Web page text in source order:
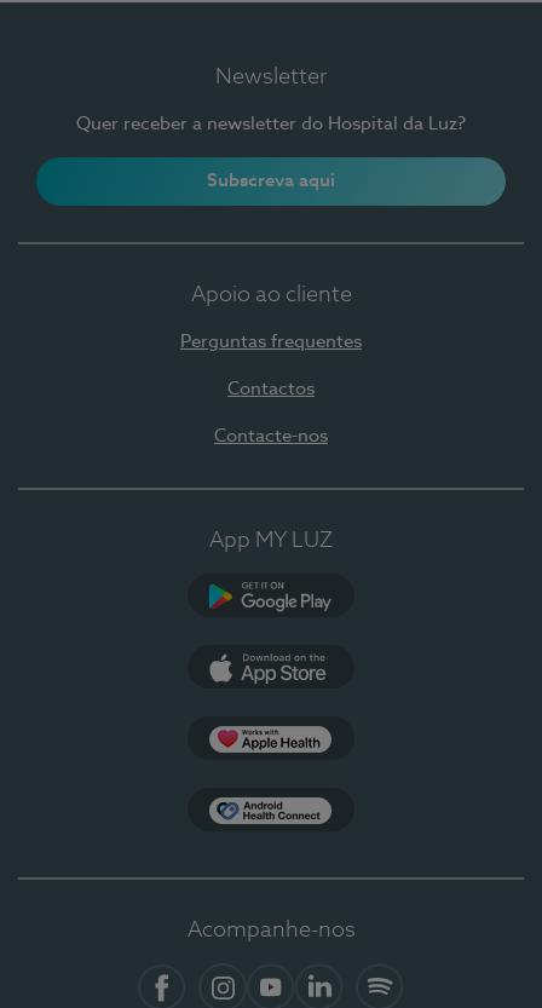
Newsletter
Quer receber a newsletter do Hospital da Luz?
Subscreva aqui
Apoio ao cliente
Perguntas frequentes
Contactos
Contacte-nos
App MY LUZ
Acompanhe-nos